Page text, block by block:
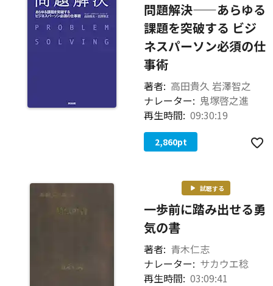
問題解決――あらゆる
課題を突破する ビジ
ネスパーソン必須の仕
事術
著者: 高田貴久 岩澤智之
ナレーター: 鬼塚啓之進
再生時間: 09:30:19
2,860pt
試聴する
一歩前に踏み出せる勇
気の書
著者: 青木仁志
ナレーター: サカウエ稔
再生時間: 03:09:41